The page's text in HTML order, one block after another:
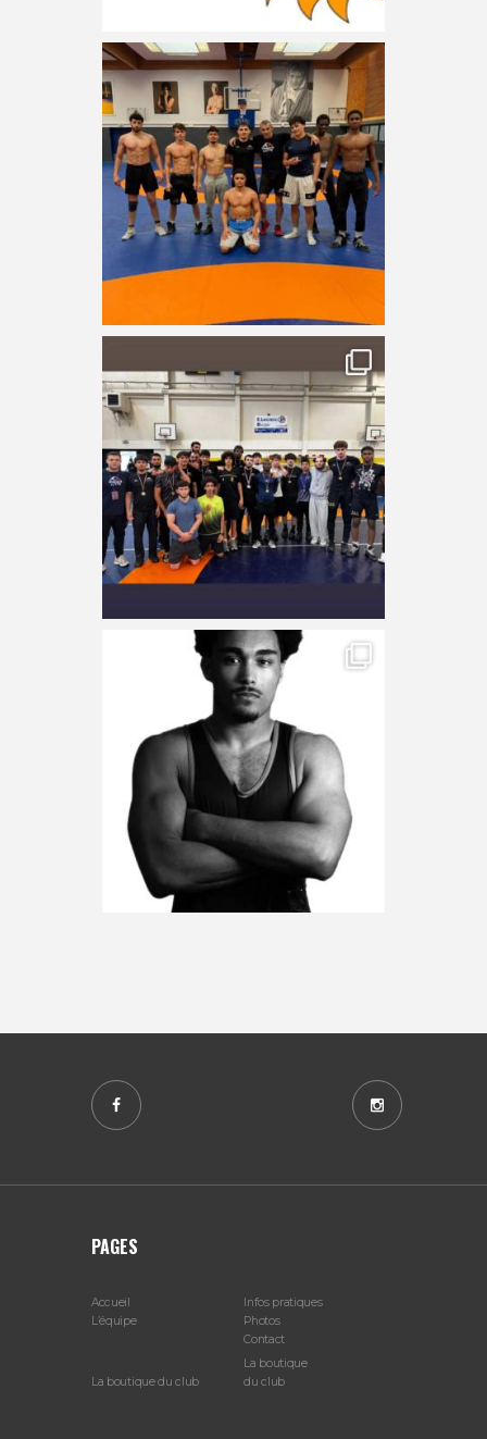
PAGES
Accueil
Infos pratiques
L’équipe
Photos
La boutique du club
Contact
La boutique
du club